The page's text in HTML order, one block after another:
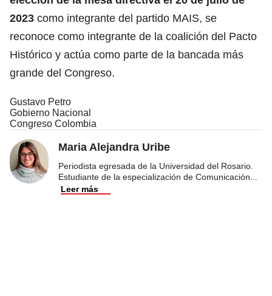
2023 como integrante del partido MAIS, se
reconoce como integrante de la coalición del Pacto
Histórico y actúa como parte de la bancada más
grande del Congreso.
Gustavo Petro
Gobierno Nacional
Congreso Colombia
Maria Alejandra Uribe
Periodista egresada de la Universidad del Rosario.
Estudiante de la especialización de Comunicación
Leer más